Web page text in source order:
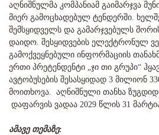
აღნიშნულმა კომპანიამ გაიმარჯვა
მიერ გამოცხადებულ ტენდერში.
შემსყიდველს და გამარჯვებულს
დაიდო. შესყიდვების ელექტრონულ
გამოქვეყნებული ინფორმაციის
ერთი პრეტენდენტი „ჯი თი გრუპი“
ავტობუსების შესასყიდად 3 მილიონ
მოითხოვა. აღნიშნული თანხა
დაფარვის ვადაა 2029 წლის 31
ამავე თემაზე: